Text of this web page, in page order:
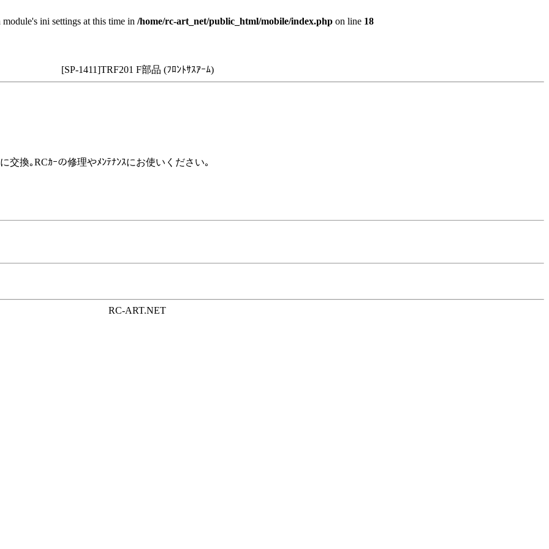
ini settings at this time in /home/rc-art_net/public_html/mobile/index.php on line 18
[SP-1411]TRF201 F部品 (ﾌﾛﾝﾄｻｽｱｰﾑ)
交換｡RCｶｰの修理やﾒﾝﾃﾅﾝｽにお使いください｡
RC-ART.NET